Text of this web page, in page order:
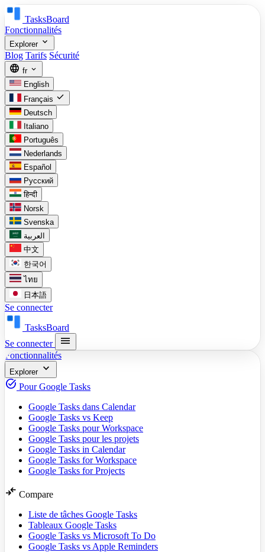
TasksBoard
Fonctionnalités
Explorer expand_more
Blog Tarifs Sécurité
language fr expand_more
English
Français check
Deutsch
Italiano
Português
Nederlands
Español
Русский
हिन्दी
Norsk
Svenska
العربية
中文
한국어
ไทย
日本語
Se connecter
TasksBoard
Se connecter
menu
Fonctionnalités
Explorer expand_more
task_alt Pour Google Tasks
Google Tasks dans Calendar
Google Tasks vs Keep
Google Tasks pour Workspace
Google Tasks pour les projets
Google Tasks in Calendar
Google Tasks for Workspace
Google Tasks for Projects
compare_arrows Compare
Liste de tâches Google Tasks
Tableaux Google Tasks
Google Tasks vs Microsoft To Do
Google Tasks vs Apple Reminders